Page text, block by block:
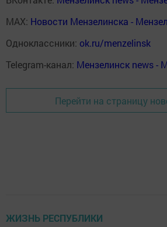
MAX: Новости Мензелинска -
Одноклассники: ok.ru/menzelinsk
Telegram-канал: Мензелинск news -
Перейти на страницу
ЖИЗНЬ РЕСПУБЛИКИ